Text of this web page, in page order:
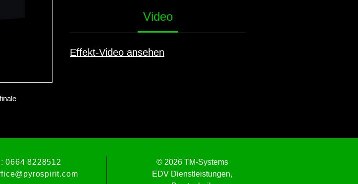
Video
Effekt-Video ansehen
0664 8228512
© 2026 TM-Systems
EDV Dienstleistungen,